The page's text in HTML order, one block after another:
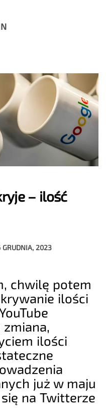
– ilość
GRUDNIA, 2023
chwilę potem
ilości
ilości
już w maju
na Twitterze